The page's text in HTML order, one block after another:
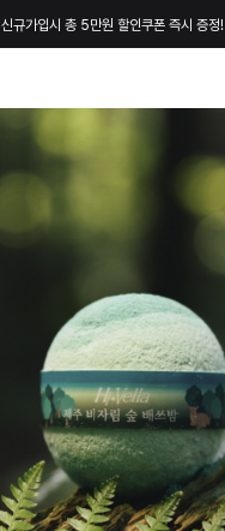
신규가입시 총 5만원 할인쿠폰 즉시 증정!